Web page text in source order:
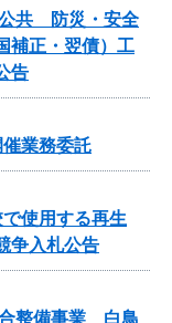
公共 防災・安全
補正・翌債）工
告
業務委託
使用する再生
争入札公告
合整備事業 白鳥